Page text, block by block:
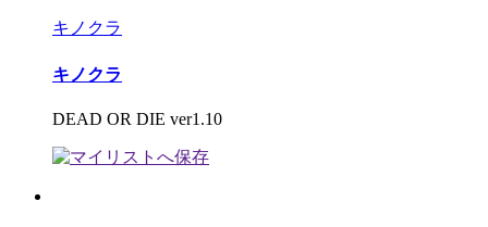
キノクラ
キノクラ
DEAD OR DIE ver1.10